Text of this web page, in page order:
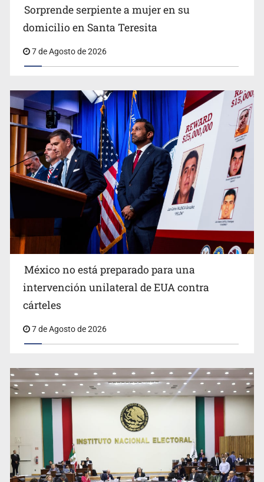
Procesan a el “R1”, presunto líder criminal en Jalisco y
Michoacán
Desapariciones en Jalisco, con complicidad de policías,
Sorprende serpiente a mujer en su
domicilio en Santa Teresita
7 de Agosto de 2026
México no está preparado para una
intervención unilateral de EUA contra
cárteles
7 de Agosto de 2026